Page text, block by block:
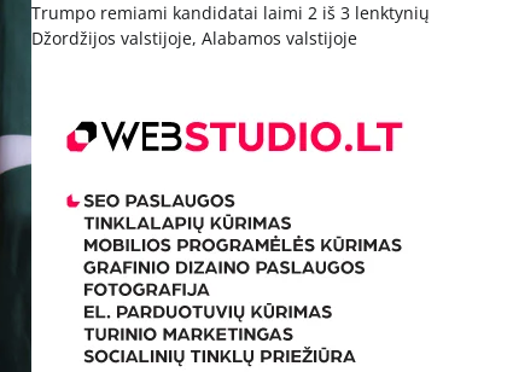
Trumpo remiami kandidatai laimi 2 iš 3 lenktynių
Džordžijos valstijoje, Alabamos valstijoje